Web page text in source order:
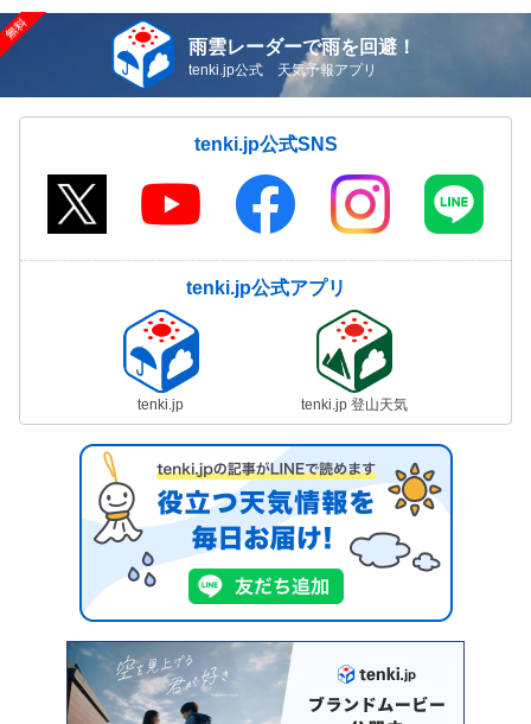
雨雲レーダーで雨を回避！
tenki.jp公式 天気予報アプリ
tenki.jp公式SNS
tenki.jp公式アプリ
tenki.jp tenki.jp 登山天気